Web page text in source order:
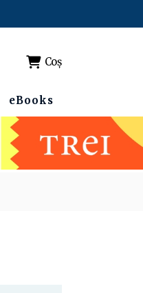
Coș
eBooks